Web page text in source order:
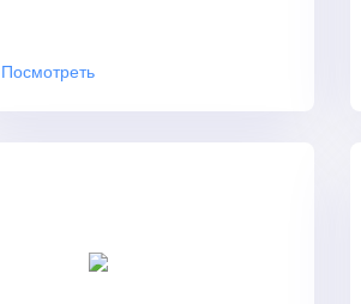
Посмотреть